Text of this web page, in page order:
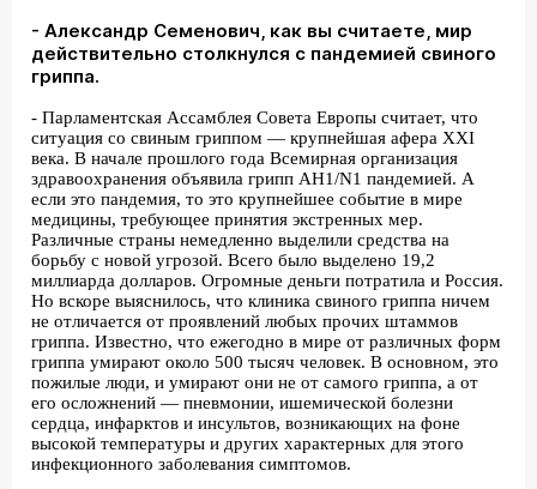
- Александр Семенович, как вы считаете, мир
действительно столкнулся с пандемией свиного
гриппа.
- Парламентская Ассамблея Совета Европы считает, что
ситуация со свиным гриппом — крупнейшая афера XXI
века. В начале прошлого года Всемирная организация
здравоохранения объявила грипп AH1/N1 пандемией. А
если это пандемия, то это крупнейшее событие в мире
медицины, требующее принятия экстренных мер.
Различные страны немедленно выделили средства на
борьбу с новой угрозой. Всего было выделено 19,2
миллиарда долларов. Огромные деньги потратила и Россия.
Но вскоре выяснилось, что клиника свиного гриппа ничем
не отличается от проявлений любых прочих штаммов
гриппа. Известно, что ежегодно в мире от различных форм
гриппа умирают около 500 тысяч человек. В основном, это
пожилые люди, и умирают они не от самого гриппа, а от
его осложнений — пневмонии, ишемической болезни
сердца, инфарктов и инсультов, возникающих на фоне
высокой температуры и других характерных для этого
инфекционного заболевания симптомов.